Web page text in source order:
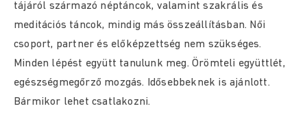
tájáról származó néptáncok, valamint szakrális és
meditációs táncok, mindig más összeállításban. Női
csoport, partner és előképzettség nem szükséges.
Minden lépést együtt tanulunk meg. Örömteli együttlét,
egészségmegőrző mozgás. Idősebbeknek is ajánlott.
Bármikor lehet csatlakozni.